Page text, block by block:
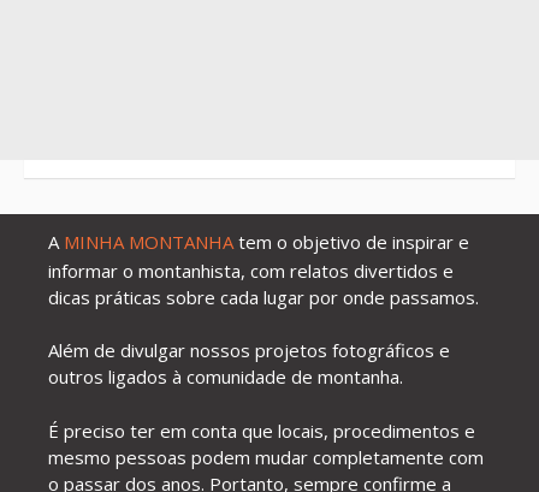
A MINHA MONTANHA tem o objetivo de inspirar e
informar o montanhista, com relatos divertidos e
dicas práticas sobre cada lugar por onde passamos.
Além de divulgar nossos projetos fotográficos e
outros ligados à comunidade de montanha.
É preciso ter em conta que locais, procedimentos e
mesmo pessoas podem mudar completamente com
o passar dos anos. Portanto, sempre confirme a